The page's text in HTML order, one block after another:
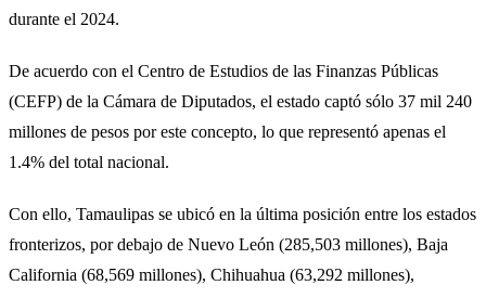
durante el 2024.
De acuerdo con el Centro de Estudios de las Finanzas Públicas
(CEFP) de la Cámara de Diputados, el estado captó sólo 37 mil 240
millones de pesos por este concepto, lo que representó apenas el
1.4% del total nacional.
Con ello, Tamaulipas se ubicó en la última posición entre los estados
fronterizos, por debajo de Nuevo León (285,503 millones), Baja
California (68,569 millones), Chihuahua (63,292 millones),